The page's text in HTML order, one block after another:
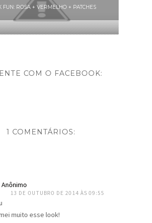
FUN: ROSA + VERMELHO + PATCHES
COM O FACEBOOK:
1 COMENTÁRIOS:
Anônimo
13 DE OUTUBRO DE 2014 ÀS 09:55
muito esse look!